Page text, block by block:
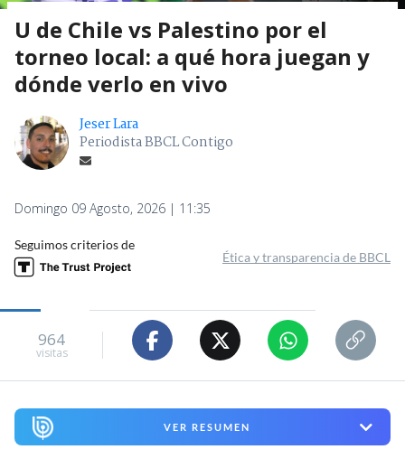
U de Chile vs Palestino por el
torneo local: a qué hora juegan y
dónde verlo en vivo
Jeser Lara
Periodista BBCL Contigo
Domingo 09 Agosto, 2026 | 11:35
Seguimos criterios de
Ética y transparencia de BBCL
964
visitas
VER RESUMEN